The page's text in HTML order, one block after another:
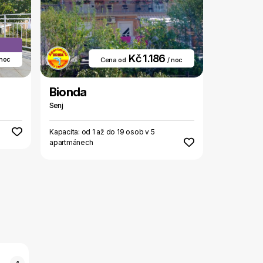
Cena od Kč 1.186 / noc
Bionda
Senj
Kapacita: od 1 až do 19 osob v 5
apartmánech